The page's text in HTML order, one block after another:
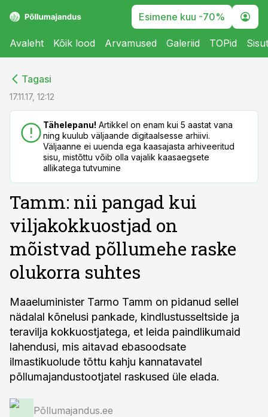
Esimene kuu -70%
Avaleht Kõik lood Arvamused Galeriid TOPid
Tagasi
17.11.17, 12:12
Tähelepanu! Artikkel on enam kui 5 aastat vana
ning kuulub väljaande digitaalsesse arhiivi.
Väljaanne ei uuenda ega kaasajasta arhiveeritud
sisu, mistõttu võib olla vajalik kaasaegsete
allikatega tutvumine
Tamm: nii pangad kui
viljakokkuostjad on
mõistvad põllumehe raske
olukorra suhtes
Maaeluminister Tarmo Tamm on pidanud sellel
nädalal kõnelusi pankade, kindlustusseltside ja
teravilja kokkuostjatega, et leida paindlikumaid
lahendusi, mis aitavad ebasoodsate
ilmastikuolude tõttu kahju kannatavatel
põllumajandustootjatel raskused üle elada.
Põllumajandus.ee